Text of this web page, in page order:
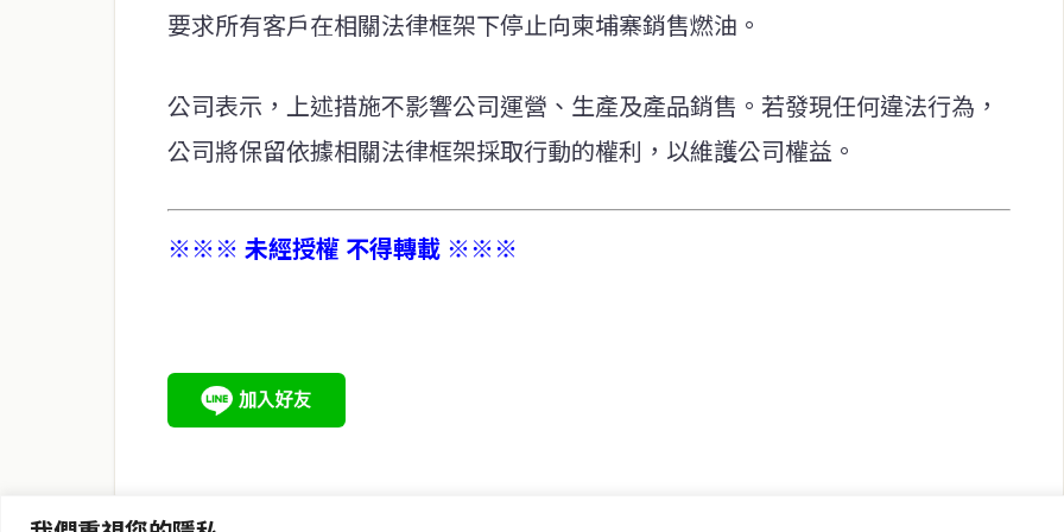
要求所有客戶在相關法律框架下停止向柬埔寨銷售燃油。
公司表示，上述措施不影響公司運營、生產及產品銷售。若發現任何違法行為，
公司將保留依據相關法律框架採取行動的權利，以維護公司權益。
※※※ 未經授權 不得轉載 ※※※
泰國當地政治、經濟、華人社群與社會時事，為在泰華人讀者提供即
時、客觀、多元的中文新聞內容。